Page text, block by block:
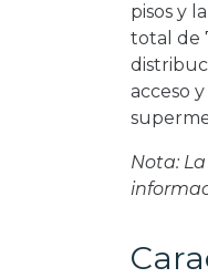
pisos y
total de
acceso
Nota: